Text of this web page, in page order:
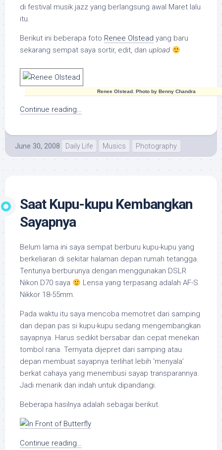
di festival musik jazz yang berlangsung awal Maret lalu
itu.
Berikut ini beberapa foto Renee Olstead yang baru
sekarang sempat saya sortir, edit, dan upload
Renee Olstead. Photo by Benny Chandra
Continue reading…
June 30, 2008 Daily Life Musics Photography
Saat Kupu-kupu Kembangkan
Sayapnya
Belum lama ini saya sempat berburu kupu-kupu yang
berkeliaran di sekitar halaman depan rumah tetangga.
Tentunya berburunya dengan menggunakan DSLR
Nikon D70 saya
Lensa yang terpasang adalah AF-S
Nikkor 18-55mm.
Pada waktu itu saya mencoba memotret dari samping
dan depan pas si kupu-kupu sedang mengembangkan
sayapnya. Harus sedikit bersabar dan cepat menekan
tombol rana. Ternyata dijepret dari samping atau
depan membuat sayapnya terlihat lebih ‘menyala’
berkat cahaya yang menembusi sayap transparannya.
Jadi menarik dan indah untuk dipandangi.
Beberapa hasilnya adalah sebagai berikut.
Continue reading…